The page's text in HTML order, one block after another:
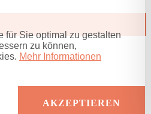
für Sie optimal zu gestalten
zu können,
Mehr Informationen
AKZEPTIEREN